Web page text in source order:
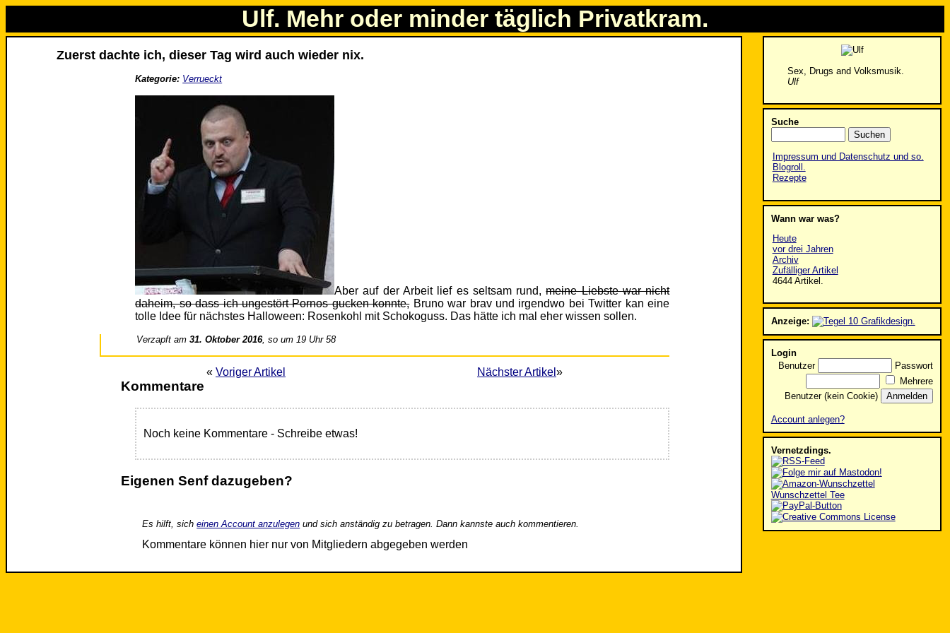
Ulf. Mehr oder minder täglich Privatkram.
Zuerst dachte ich, dieser Tag wird auch wieder nix.
Kategorie: Verrueckt
Aber auf der Arbeit lief es seltsam rund,meine Liebste war nicht
daheim, so dass ich ungestört Pornos gucken konnte,Bruno war brav und irgendwo bei Twitter kan eine
tolle Idee für nächstes Halloween: Rosenkohl mit Schokoguss. Das hätte ich mal eher wissen sollen.
Verzapft am31. Oktober 2016, so um 19 Uhr 58
« Voriger Artikel Nächster Artikel »
Kommentare
Noch keine Kommentare - Schreibe etwas!
Eigenen Senf dazugeben?
Es hilft, sicheinen Account anzulegen und sich anständig zu betragen. Dann kannste auch kommentieren.
Kommentare können hier nur von Mitgliedern abgegeben werden
Sex, Drugs and Volksmusik.
Ulf
Suche
Impressum und Datenschutz und so.
Blogroll.
Rezepte
Wann war was?
Heute
vor drei Jahren
Archiv
Zufälliger Artikel
4644 Artikel.
Anzeige:
Login
Benutzer
Passwort
Mehrere
Benutzer (kein Cookie)
Account anlegen?
Vernetzdings.
Wunschzettel Tee